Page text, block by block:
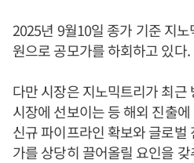
2025년 9월10일 종가 기준 지
원으로 공모가를 하회하고 있다.
다만 시장은 지노믹트리가 최근
시장에 선보이는 등 해외 진출
신규 파이프라인 확보와 글로벌
가를 상당히 끌어올릴 요인을